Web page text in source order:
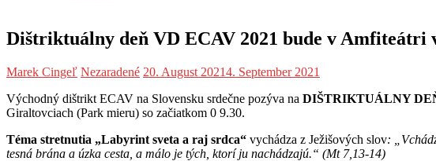
Dištriktuálny deň VD ECAV 2021 bude v Amfiteátri
Marek Cingeľ Nezaradené 20. August 20214. September 2021
Východný dištrikt ECAV na Slovensku srdečne pozýva na DIŠTRIKTUÁLNY
Giraltovciach (Park mieru) so začiatkom 0 9.30.
Téma stretnutia „Labyrint sveta a raj srdca“ vychádza z Ježišových slov:
tesná brána a úzka cesta, a málo je tých, ktorí ju nachádzajú.“ (Mt 7,13-14)